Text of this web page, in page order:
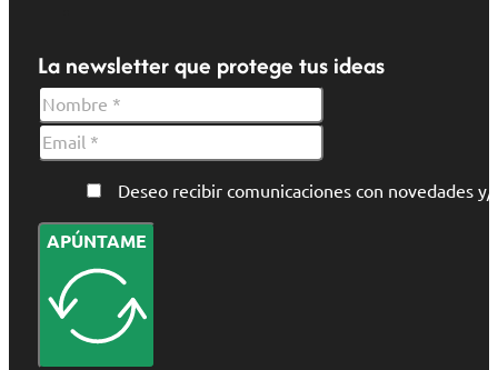
La newsletter que protege tus ideas
Deseo recibir comunicaciones con novedades
APÚNTAME